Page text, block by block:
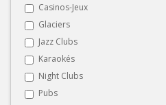
Casinos-Jeux
Glaciers
Jazz Clubs
Karaokés
Night Clubs
Pubs